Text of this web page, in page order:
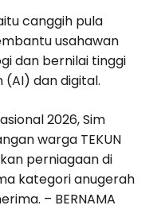
canggih pula
usahawan
dan bernilai tinggi
dan digital.
2026, Sim
warga TEKUN
perniagaan di
kategori anugerah
– BERNAMA